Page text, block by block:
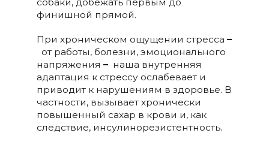
финишной прямой.
При хроническом ощущении стресса –
от работы, болезни, эмоционального
напряжения –наша внутренняя
адаптация к стрессу ослабевает и
приводит к нарушениям в здоровье. В
частности, вызывает хронически
повышенный сахар в крови и, как
следствие, инсулинорезистентность.